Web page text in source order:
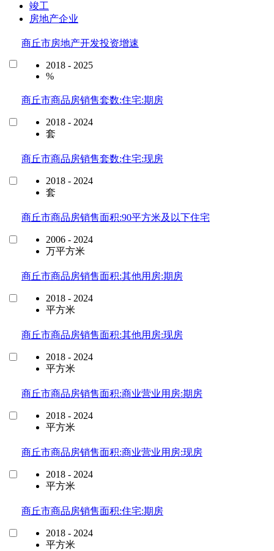
竣工
房地产企业
商丘市房地产开发投资增速
2018 - 2025
%
商丘市商品房销售套数:住宅:期房
2018 - 2024
套
商丘市商品房销售套数:住宅:现房
2018 - 2024
套
商丘市商品房销售面积:90平方米及以下住宅
2006 - 2024
万平方米
商丘市商品房销售面积:其他用房:期房
2018 - 2024
平方米
商丘市商品房销售面积:其他用房:现房
2018 - 2024
平方米
商丘市商品房销售面积:商业营业用房:期房
2018 - 2024
平方米
商丘市商品房销售面积:商业营业用房:现房
2018 - 2024
平方米
商丘市商品房销售面积:住宅:期房
2018 - 2024
平方米